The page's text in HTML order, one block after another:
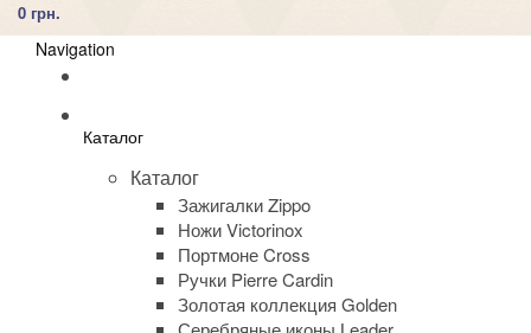
0 грн.
Navigation
Каталог
Каталог
Зажигалки Zippo
Ножи Victorinox
Портмоне Cross
Ручки Pierre Cardin
Золотая коллекция Golden